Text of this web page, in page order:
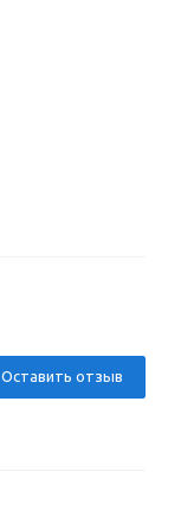
Оставить отзыв